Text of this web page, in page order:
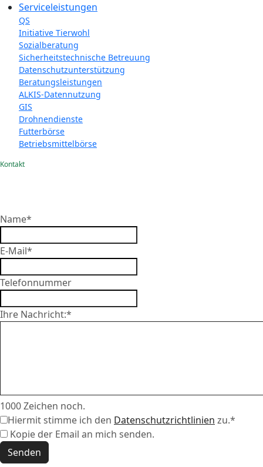
Service­­leistungen
QS
Initiative Tierwohl
Sozialberatung
Sicherheitstechnische Betreuung
Datenschutzunterstützung
Beratungsleistungen
ALKIS-Datennutzung
GIS
Drohnendienste
Futterbörse
Betriebsmittelbörse
Kontakt
Name*
E-Mail*
Telefonnummer
Ihre Nachricht:*
1000Zeichen noch.
Hiermit stimme ich den Datenschutzrichtlinien zu.*
Kopie der Email an mich senden.
Senden